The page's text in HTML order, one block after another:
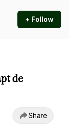
+ Follow
de
Share